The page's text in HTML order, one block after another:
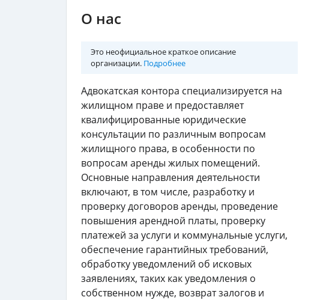
О нас
Это неофициальное краткое описание
организации. Подробнее
Адвокатская контора специализируется на
жилищном праве и предоставляет
квалифицированные юридические
консультации по различным вопросам
жилищного права, в особенности по
вопросам аренды жилых помещений.
Основные направления деятельности
включают, в том числе, разработку и
проверку договоров аренды, проведение
повышения арендной платы, проверку
платежей за услуги и коммунальные услуги,
обеспечение гарантийных требований,
обработку уведомлений об исковых
заявлениях, таких как уведомления о
собственном нужде, возврат залогов и